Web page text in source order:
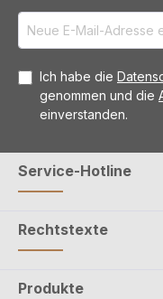
Ich habe die
genommen und die
einverstanden.
Service-Hotline
Rechtstexte
Produkte